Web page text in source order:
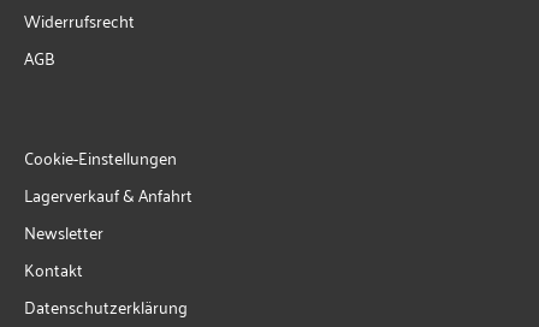
Widerrufsrecht
AGB
Cookie-Einstellungen
Lagerverkauf & Anfahrt
Newsletter
Kontakt
Datenschutzerklärung